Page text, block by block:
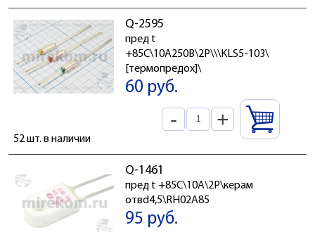
Q-2595
пред t
+85C\10А250В\2P\\\KLS5-103\
[термопредох]\
60 руб.
- +
52 шт. в наличии
Q-1461
пред t +85C\10А\2P\керам
отвd4,5\RH02A85
95 руб.